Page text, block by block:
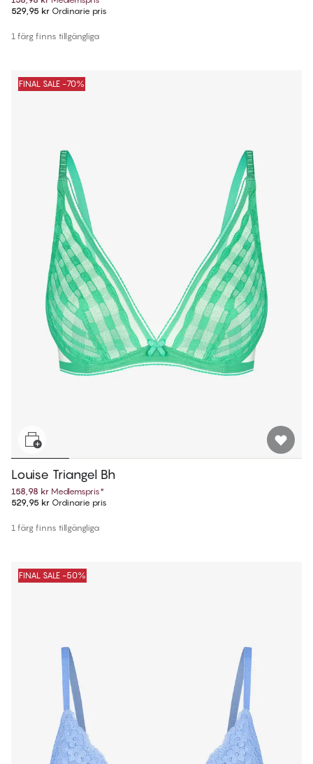
529,95 kr Ordinarie pris
1 färg finns tillgängliga
FINAL SALE -70%
Louise Triangel Bh
158,98 kr Medlemspris*
529,95 kr Ordinarie pris
1 färg finns tillgängliga
FINAL SALE -50%